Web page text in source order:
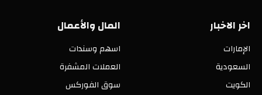
اخر الاخبار
الإمارات
السعودية
الكويت
المال والأعمال
اسهم وسندات
العملات المشفرة
سوق الفوركس